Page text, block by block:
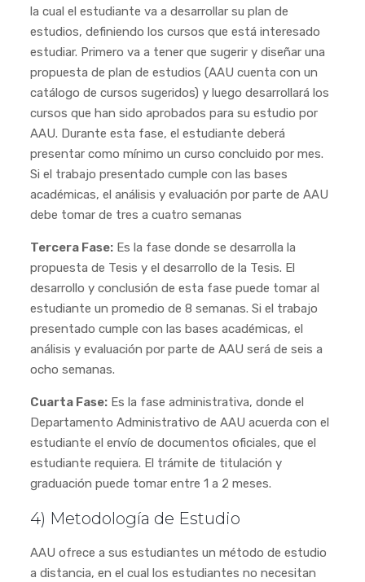
la cual el estudiante va a desarrollar su plan de
estudios, definiendo los cursos que está interesado
estudiar. Primero va a tener que sugerir y diseñar una
propuesta de plan de estudios (AAU cuenta con un
catálogo de cursos sugeridos) y luego desarrollará los
cursos que han sido aprobados para su estudio por
AAU. Durante esta fase, el estudiante deberá
presentar como mínimo un curso concluido por mes.
Si el trabajo presentado cumple con las bases
académicas, el análisis y evaluación por parte de AAU
debe tomar de tres a cuatro semanas
Tercera Fase:Es la fase donde se desarrolla la
propuesta de Tesis y el desarrollo de la Tesis. El
desarrollo y conclusión de esta fase puede tomar al
estudiante un promedio de 8 semanas. Si el trabajo
presentado cumple con las bases académicas, el
análisis y evaluación por parte de AAU será de seis a
ocho semanas.
Cuarta Fase:Es la fase administrativa, donde el
Departamento Administrativo de AAU acuerda con el
estudiante el envío de documentos oficiales, que el
estudiante requiera. El trámite de titulación y
graduación puede tomar entre 1 a 2 meses.
4) Metodología de Estudio
AAU ofrece a sus estudiantes un método de estudio
a distancia, en el cual los estudiantes no necesitan